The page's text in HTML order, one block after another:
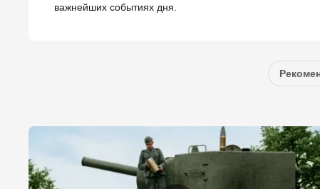
важнейших событиях дня.